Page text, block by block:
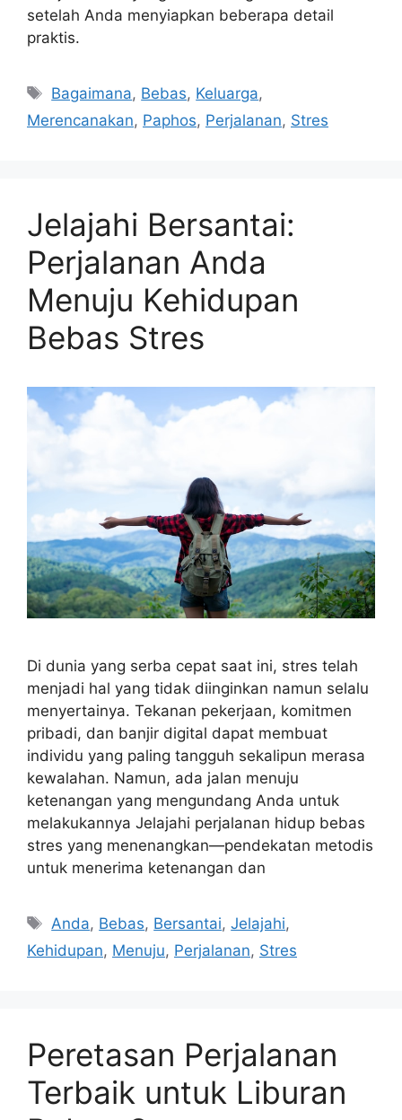
setelah Anda menyiapkan beberapa detail
praktis.
Tags
Bagaimana, Bebas, Keluarga,
Merencanakan, Paphos, Perjalanan, Stres
Jelajahi Bersantai:
Perjalanan Anda
Menuju Kehidupan
Bebas Stres
Di dunia yang serba cepat saat ini, stres telah
menjadi hal yang tidak diinginkan namun selalu
menyertainya. Tekanan pekerjaan, komitmen
pribadi, dan banjir digital dapat membuat
individu yang paling tangguh sekalipun merasa
kewalahan. Namun, ada jalan menuju
ketenangan yang mengundang Anda untuk
melakukannya Jelajahi perjalanan hidup bebas
stres yang menenangkan—pendekatan metodis
untuk menerima ketenangan dan
Tags
Anda, Bebas, Bersantai,Jelajahi,
Kehidupan, Menuju, Perjalanan, Stres
Peretasan Perjalanan
Terbaik untuk Liburan